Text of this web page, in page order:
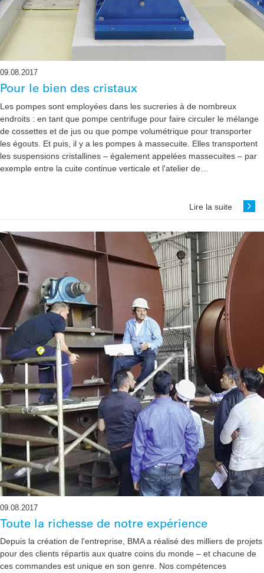
09.08.2017
Pour le bien des cristaux
Les pompes sont employées dans les sucreries à de nombreux
endroits : en tant que pompe centrifuge pour faire circuler le mélange
de cossettes et de jus ou que pompe volumétrique pour transporter
les égouts. Et puis, il y a les pompes à massecuite. Elles transportent
les suspensions cristallines – également appelées massecuites – par
exemple entre la cuite continue verticale et l'atelier de…
Lire la suite
09.08.2017
Toute la richesse de notre expérience
Depuis la création de l'entreprise, BMA a réalisé des milliers de projets
pour des clients répartis aux quatre coins du monde – et chacune de
ces commandes est unique en son genre. Nos compétences